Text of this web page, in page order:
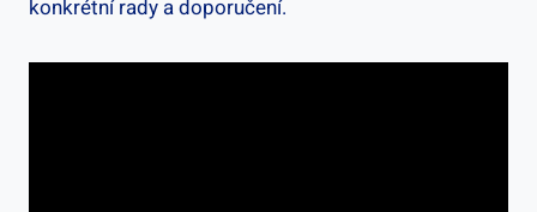
konkrétní⁢ rady​ a ⁤doporučení.